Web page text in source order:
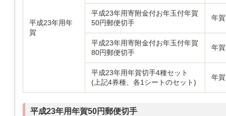
平成23年用年
賀
平成23年用寄附金付お年玉付年賀
50円郵便切手
年
平成23年用寄附金付お年玉付年賀
80円郵便切手
年
平成23年用年賀切手4種セット
(上記4券種、各1シートのセット)
年
平成23年用年賀50円郵便切手